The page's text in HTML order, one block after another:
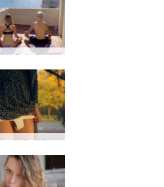
Sali와 Quin Sun 인사말
A Day In the Life of Lina, 모스크바, 러시아